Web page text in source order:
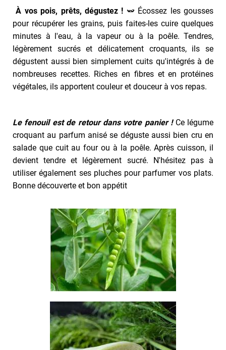
À vos pois, prêts, dégustez ! 🫛 Écossez les gousses
pour récupérer les grains, puis faites-les cuire quelques
minutes à l'eau, à la vapeur ou à la poêle. Tendres,
légèrement sucrés et délicatement croquants, ils se
dégustent aussi bien simplement cuits qu'intégrés à de
nombreuses recettes. Riches en fibres et en protéines
végétales, ils apportent couleur et douceur à vos repas.
Le fenouil est de retour dans votre panier ! Ce légume
croquant au parfum anisé se déguste aussi bien cru en
salade que cuit au four ou à la poêle. Après cuisson, il
devient tendre et légèrement sucré. N'hésitez pas à
utiliser également ses pluches pour parfumer vos plats.
Bonne découverte et bon appétit